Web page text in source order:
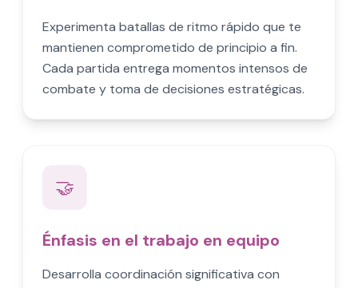
Experimenta batallas de ritmo rápido que te
mantienen comprometido de principio a fin.
Cada partida entrega momentos intensos de
combate y toma de decisiones estratégicas.
🤝
Énfasis en el trabajo en equipo
Desarrolla coordinación significativa con